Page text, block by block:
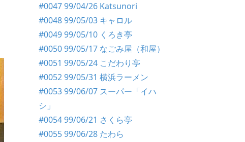
#0047 99/04/26 Katsunori
#0048 99/05/03 キャロル
#0049 99/05/10 くろき亭
#0050 99/05/17 なごみ屋（和屋）
#0051 99/05/24 こだわり亭
#0052 99/05/31 横浜ラーメン
#0053 99/06/07 スーパー「イハ
シ」
#0054 99/06/21 さくら亭
#0055 99/06/28 たわら